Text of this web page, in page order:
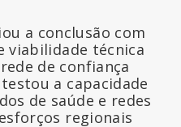
a conclusão com
viabilidade técnica
de confiança
a capacidade
de saúde e redes
regionais